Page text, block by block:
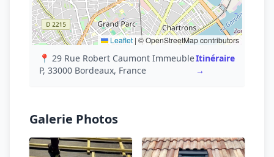
Leaflet | © OpenStreetMap contributors
📍 29 Rue Robert Caumont Immeuble
P, 33000 Bordeaux, France
Itinéraire
→
Galerie Photos